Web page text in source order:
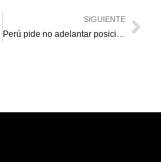
SIGUIENTE
Perú pide no adelantar posición sobre situación de Venezuela